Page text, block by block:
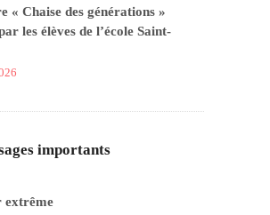
« Chaise des générations »
les élèves de l’école Saint-
importants
extrême